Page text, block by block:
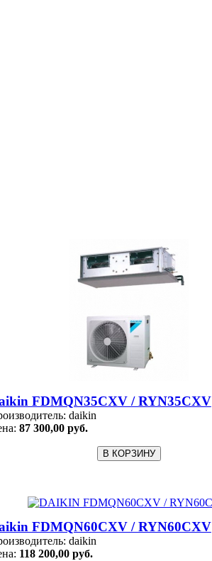
FDMQN35CXV / RYN35CXV
daikin
87 300,00 руб.
FDMQN60CXV / RYN60CXV
daikin
118 200,00 руб.